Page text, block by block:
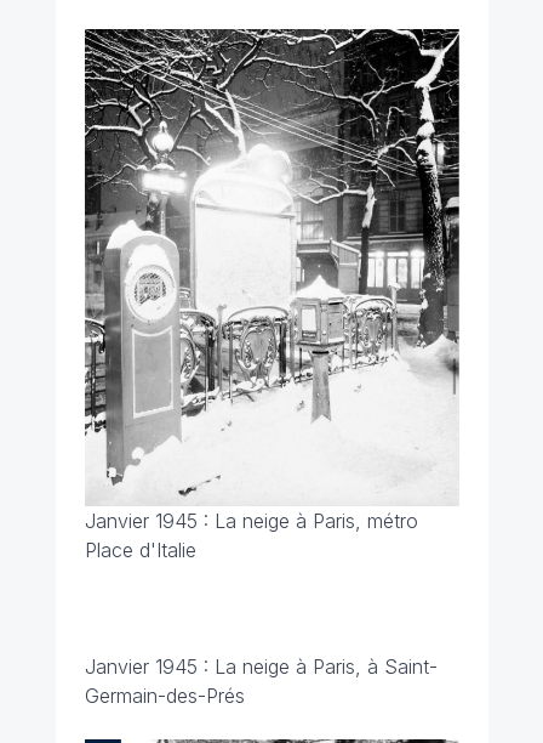
Janvier 1945 : La neige à Paris, métro
Place d'Italie
Janvier 1945 : La neige à Paris, à Saint-
Germain-des-Prés